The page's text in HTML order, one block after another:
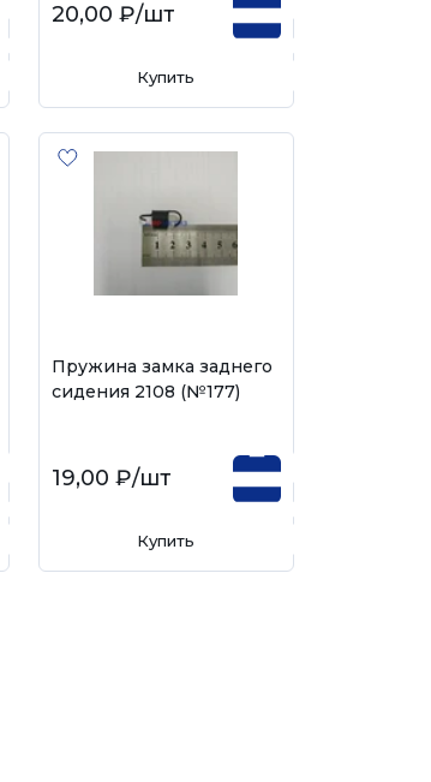
20,00 ₽/шт
Купить
Пружина замка заднего
сидения 2108 (№177)
19,00 ₽/шт
Купить